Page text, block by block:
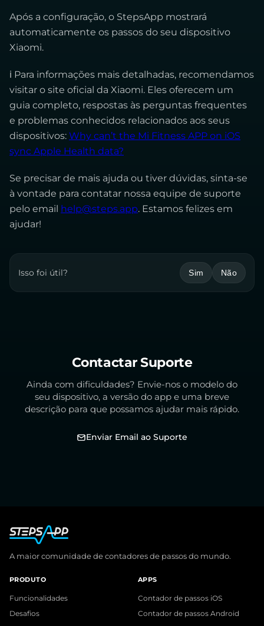
Após a configuração, o StepsApp mostrará
automaticamente os passos do seu dispositivo
Xiaomi.
ℹ Para informações mais detalhadas, recomendamos
visitar o site oficial da Xiaomi. Eles oferecem um
guia completo, respostas às perguntas frequentes
e problemas conhecidos relacionados aos seus
dispositivos: Why can’t the Mi Fitness APP on iOS
sync Apple Health data?
Se precisar de mais ajuda ou tiver dúvidas, sinta-se
à vontade para contatar nossa equipe de suporte
pelo email help@steps.app. Estamos felizes em
ajudar!
Isso foi útil? Sim Não
Contactar Suporte
Ainda com dificuldades? Envie-nos o modelo do
seu dispositivo, a versão do app e uma breve
descrição para que possamos ajudar mais rápido.
Enviar Email ao Suporte
A maior comunidade de contadores de passos do mundo.
PRODUTO
Funcionalidades
Desafios
APPS
Contador de passos iOS
Contador de passos Android